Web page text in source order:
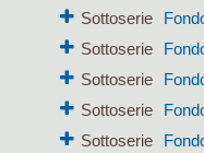
Sottoserie
Sottoserie
Sottoserie
Sottoserie
Sottoserie